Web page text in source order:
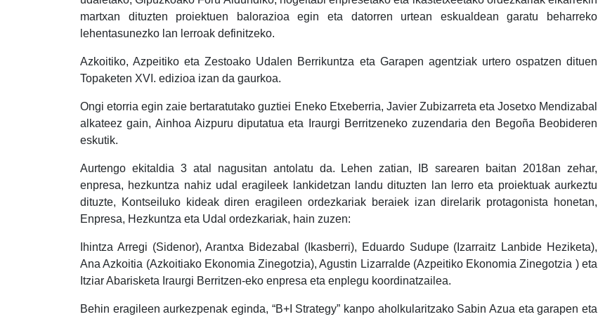
martxan dituzten proiektuen balorazioa egin eta datorren urtean eskualdean garatu beharreko
lehentasunezko lan lerroak definitzeko.
Azkoitiko, Azpeitiko eta Zestoako Udalen Berrikuntza eta Garapen agentziak urtero ospatzen dituen
Topaketen XVI. edizioa izan da gaurkoa.
Ongi etorria egin zaie bertaratutako guztiei Eneko Etxeberria, Javier Zubizarreta eta Josetxo Mendizabal
alkateez gain, Ainhoa Aizpuru diputatua eta Iraurgi Berritzeneko zuzendaria den Begoña Beobideren
eskutik.
Aurtengo ekitaldia 3 atal nagusitan antolatu da. Lehen zatian, IB sarearen baitan 2018an zehar,
enpresa, hezkuntza nahiz udal eragileek lankidetzan landu dituzten lan lerro eta proiektuak aurkeztu
dituzte, Kontseiluko kideak diren eragileen ordezkariak beraiek izan direlarik protagonista honetan,
Enpresa, Hezkuntza eta Udal ordezkariak, hain zuzen:
Ihintza Arregi (Sidenor), Arantxa Bidezabal (Ikasberri), Eduardo Sudupe (Izarraitz Lanbide Heziketa),
Ana Azkoitia (Azkoitiako Ekonomia Zinegotzia), Agustin Lizarralde (Azpeitiko Ekonomia Zinegotzia ) eta
Itziar Abarisketa Iraurgi Berritzen-eko enpresa eta enplegu koordinatzailea.
Behin eragileen aurkezpenak eginda, “B+I Strategy” kanpo aholkularitzako Sabin Azua eta garapen eta